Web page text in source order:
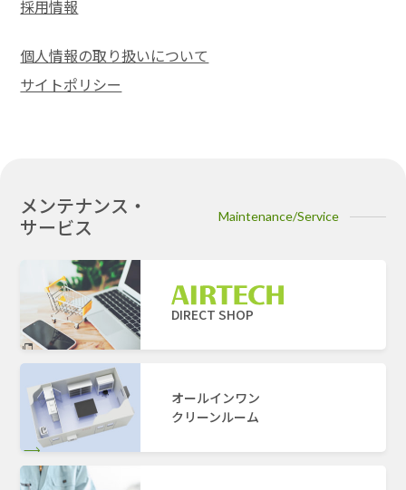
採用情報
個人情報の取り扱いについて
サイトポリシー
メンテナンス・
サービス
Maintenance/Service
DIRECT SHOP
オールインワン
クリーンルーム